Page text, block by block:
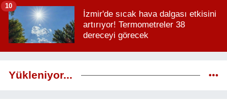
İzmir'de sıcak hava dalgası etkisini
artırıyor! Termometreler 38
dereceyi görecek
10
Yükleniyor...